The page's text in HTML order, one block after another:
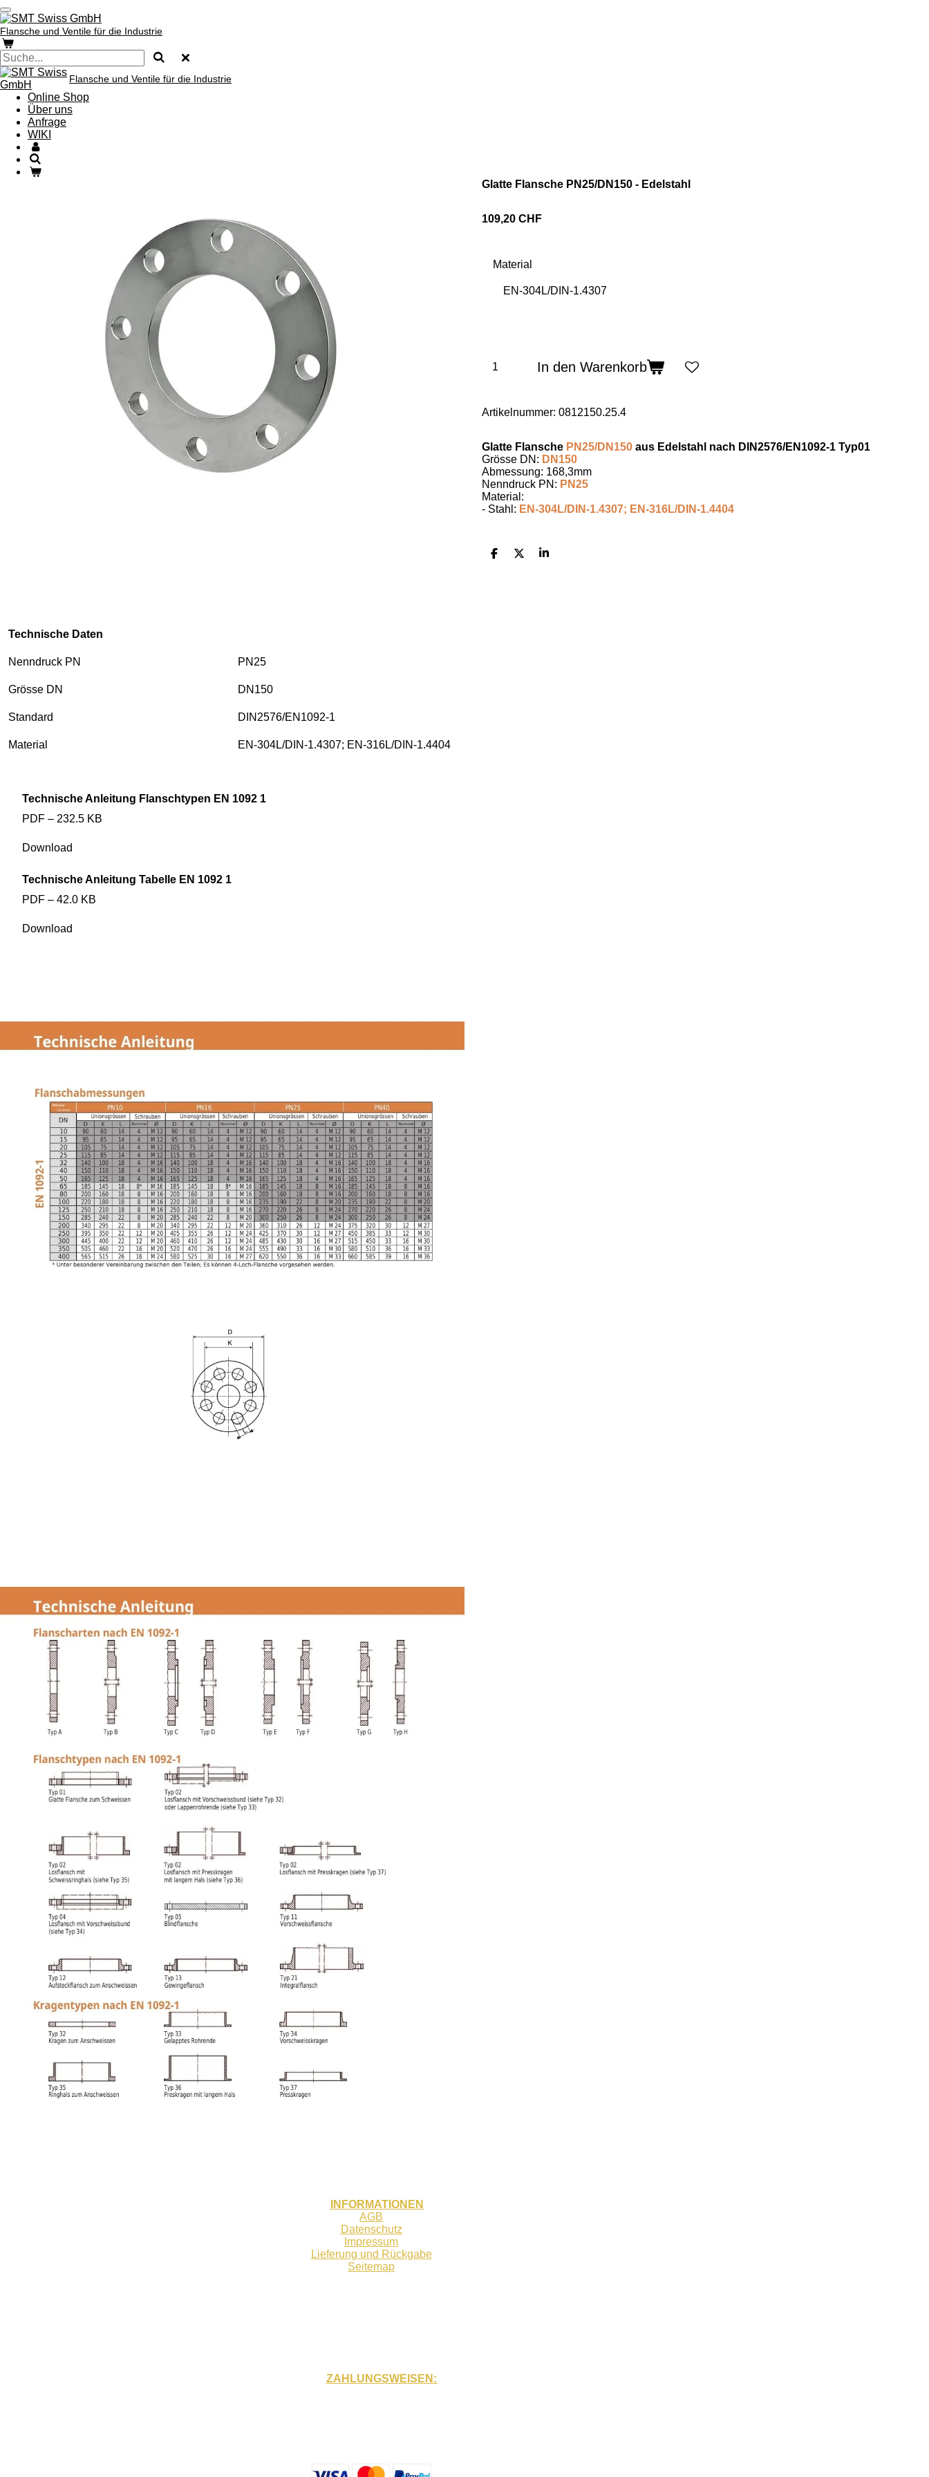
Zum
Hauptinhalt
springen
Flansche und Ventile für die Industrie
Flansche und Ventile für die Industrie
Online Shop
Über uns
Anfrage
WIKI
Glatte Flansche PN25/DN150 - Edelstahl
109,20 CHF
Material
In den Warenkorb
Artikelnummer: 0812150.25.4
Glatte Flansche PN25/DN150 aus Edelstahl nach DIN2576/EN1092-1 Typ01
Grösse DN: DN150
Abmessung: 168,3mm
Nenndruck PN: PN25
Material:
- Stahl: EN-304L/DIN-1.4307; EN-316L/DIN-1.4404
T
T
T
Technische Daten
Nenndruck PN PN25
Grösse DN DN150
Standard DIN2576/EN1092-1
Material EN-304L/DIN-1.4307; EN-316L/DIN-1.4404
Technische Anleitung Flanschtypen EN 1092 1
PDF – 232.5 KB
Download
Technische Anleitung Tabelle EN 1092 1
PDF – 42.0 KB
Download
INFORMATIONEN
AGB
Datenschutz
Impressum
Lieferung und Rückgabe
Seitemap
ZAHLUNGSWEISEN: